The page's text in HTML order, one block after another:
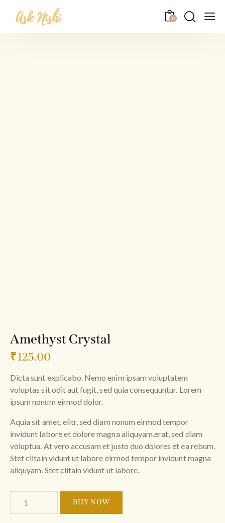
0
Amethyst Crystal
₹125.00
Dicta sunt explicabo. Nemo enim ipsam voluptatem
voluptas sit odit aut fugit, sed quia consequuntur. Lorem
ipsum nonum eirmod dolor.
Aquia sit amet, elitr, sed diam nonum eirmod tempor
invidunt labore et dolore magna aliquyam.erat, sed diam
voluptua. At vero accusam et justo duo dolores et ea rebum.
Stet clitain vidunt ut labore eirmod tempor invidunt magna
aliquyam. Stet clitain vidunt ut labore.
BUY NOW